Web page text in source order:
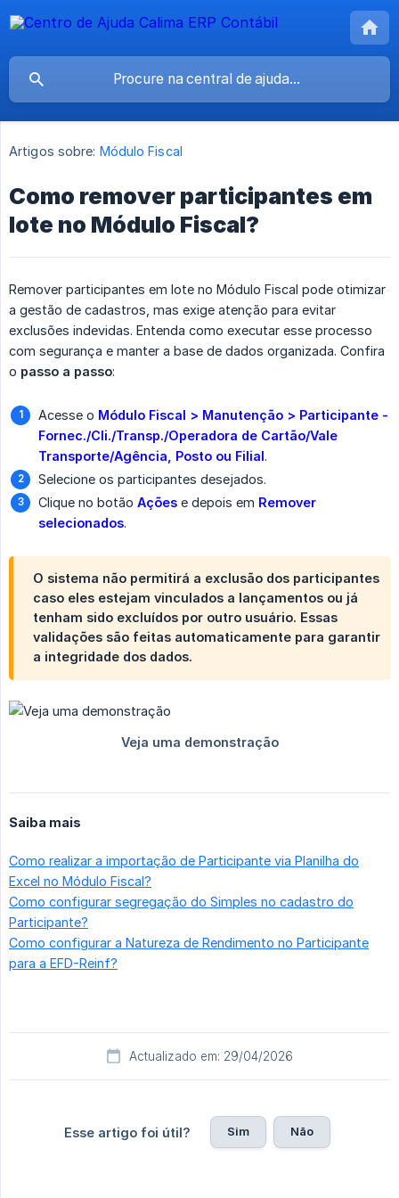
Artigos sobre: Módulo Fiscal
Como remover participantes em
lote no Módulo Fiscal?
Remover participantes em lote no Módulo Fiscal pode otimizar
a gestão de cadastros, mas exige atenção para evitar
exclusões indevidas. Entenda como executar esse processo
com segurança e manter a base de dados organizada. Confira
o passo a passo:
Acesse o Módulo Fiscal > Manutenção > Participante -
Fornec./Cli./Transp./Operadora de Cartão/Vale
Transporte/Agência, Posto ou Filial.
Selecione os participantes desejados.
Clique no botão Ações e depois em Remover
selecionados.
O sistema não permitirá a exclusão dos participantes
caso eles estejam vinculados a lançamentos ou já
tenham sido excluídos por outro usuário. Essas
validações são feitas automaticamente para garantir
a integridade dos dados.
Saiba mais
Como realizar a importação de Participante via Planilha do
Excel no Módulo Fiscal?
Como configurar segregação do Simples no cadastro do
Participante?
Como configurar a Natureza de Rendimento no Participante
para a EFD-Reinf?
Actualizado em: 29/04/2026
Esse artigo foi útil? Sim Não